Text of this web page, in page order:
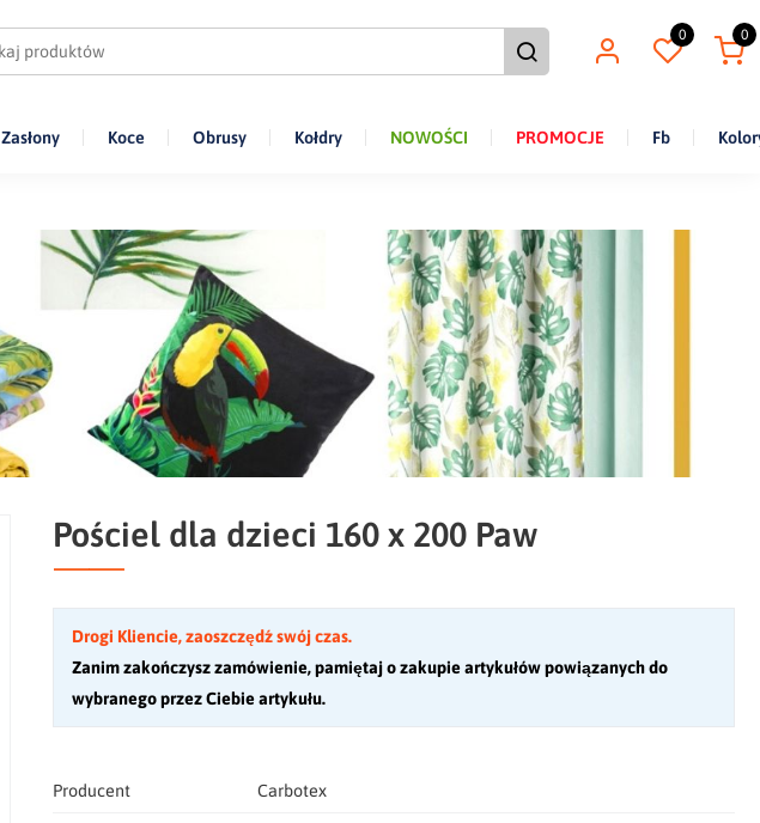
0 0
Zasłony Koce Obrusy Kołdry NOWOŚCI PROMOCJE Fb
Pościel dla dzieci 160 x 200 Paw
Drogi Kliencie, zaoszczędź swój czas.
Zanim zakończysz zamówienie, pamiętaj o zakupie artykułów powiązanych do
wybranego przez Ciebie artykułu.
Producent Carbotex